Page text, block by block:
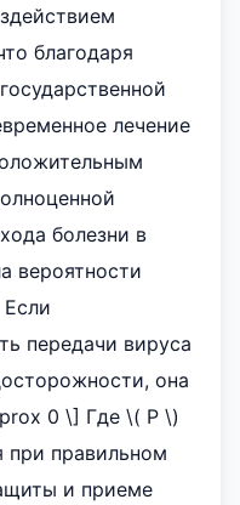
благодаря
лечение
болезни в
вероятности
передачи вируса
она
0 \] Где \( P \)
при правильном
и приеме